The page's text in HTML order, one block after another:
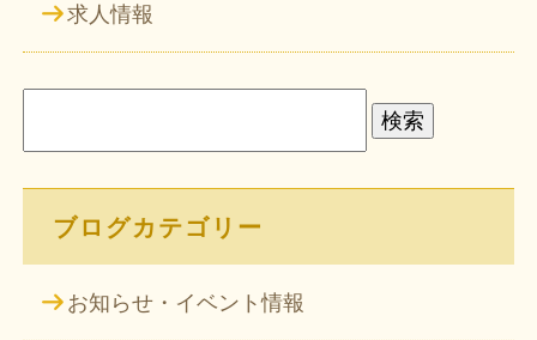
求人情報
ブログカテゴリー
お知らせ・イベント情報